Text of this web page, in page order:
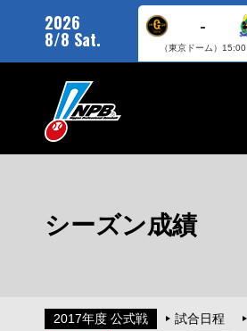
2026
8/8 Sat.
-
（東京ドーム） 15:00
シーズン成績
2017年度 公式戦 試合日程